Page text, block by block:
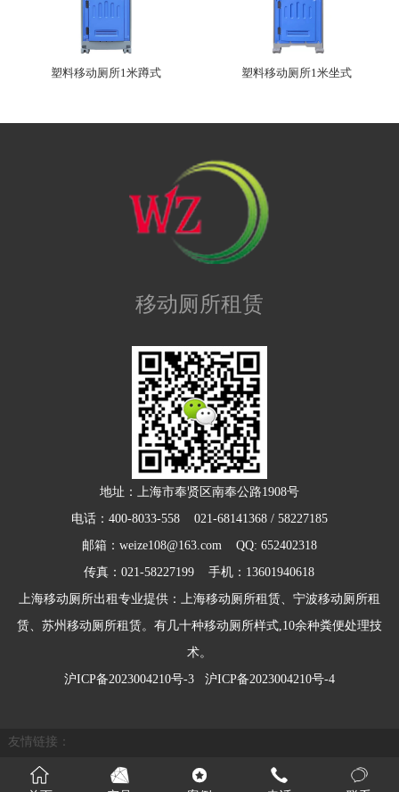
塑料移动厕所1米蹲式 塑料移动厕所1米坐式
移动厕所租赁
地址：上海市奉贤区南奉公路1908号
电话：400-8033-558 021-68141368 / 58227185
邮箱：weize108@163.com QQ: 652402318
传真：021-58227199 手机：13601940618
上海移动厕所出租专业提供：上海移动厕所租赁、宁波移动厕所租
赁、苏州移动厕所租赁。有几十种移动厕所样式,10余种粪便处理技
术。
沪ICP备2023004210号-3
沪ICP备2023004210号-4
友情链接：